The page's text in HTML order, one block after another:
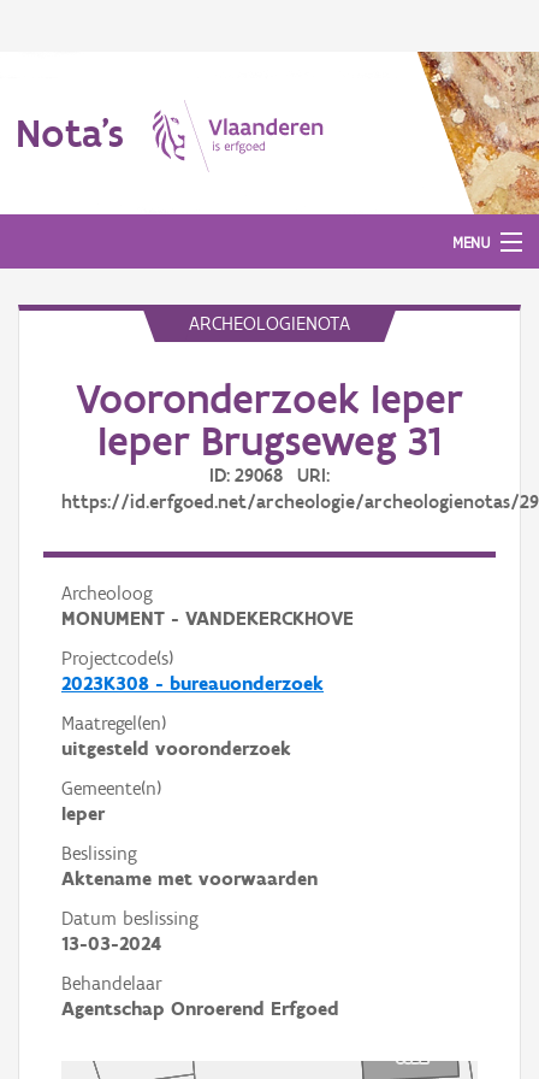
Nota's
MENU
Aanmelden
ARCHEOLOGIENOTA
Vooronderzoek Ieper
Ieper Brugseweg 31
ID: 29068 URI:
https://id.erfgoed.net/archeologie/archeologienotas/
Archeoloog
MONUMENT - VANDEKERCKHOVE
Projectcode(s)
2023K308 - bureauonderzoek
Maatregel(en)
uitgesteld vooronderzoek
Gemeente(n)
Ieper
Beslissing
Aktename met voorwaarden
Datum beslissing
13-03-2024
Behandelaar
Agentschap Onroerend Erfgoed